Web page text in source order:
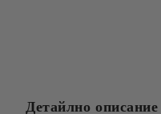
Детайлно описание